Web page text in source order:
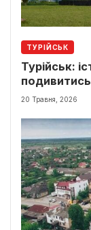
ТУРІЙСЬК
Турійськ:
подивитись
20 Травня, 2026